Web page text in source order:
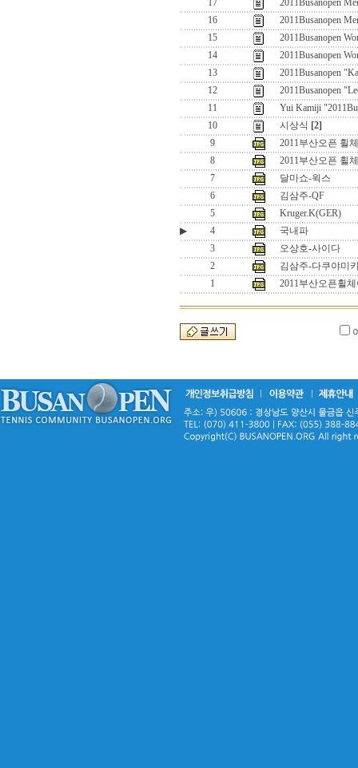
17
2011Busanopen
16
2011Busanopen
15
2011Busanopen
14
2011Busanopen
13
2011Busanopen
12
2011Busanopen
11
Yui Kamiji
10
시상식 [2]
9
2011부산오픈 휠
8
2011부산오픈 휠
7
달마쇼-윅스
6
김삼주-QF
5
Kruger.K(GER)
▶
4
국내파
3
오상호-사이다
2
김삼주-다쿠야미
1
2011부산오픈휠